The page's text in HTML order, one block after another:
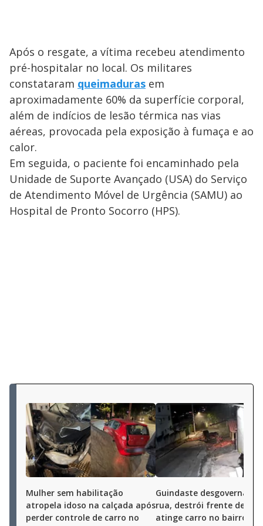
Após o resgate, a vítima recebeu atendimento
pré-hospitalar no local. Os militares
constataram queimaduras em
aproximadamente 60% da superfície corporal,
além de indícios de lesão térmica nas vias
aéreas, provocada pela exposição à fumaça e ao
calor.
Em seguida, o paciente foi encaminhado pela
Unidade de Suporte Avançado (USA) do Serviço
de Atendimento Móvel de Urgência (SAMU) ao
Hospital de Pronto Socorro (HPS).
Mulher sem habilitação
atropela idoso na calçada após
perder controle de carro no
Guindaste desgovernado
rua, destrói frente de
atinge carro no bairro